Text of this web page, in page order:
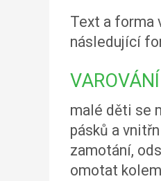
Text a forma
následující
VAROVÁNÍ
malé děti se
pásků a
zamotání,
omotat